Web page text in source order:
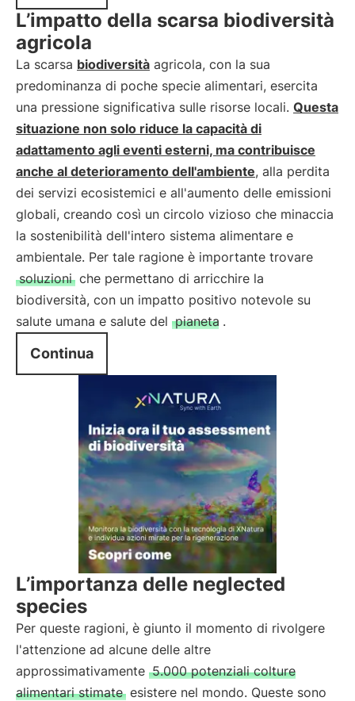
L’impatto della scarsa biodiversità
agricola
La scarsa biodiversità agricola, con la sua
predominanza di poche specie alimentari, esercita
una pressione significativa sulle risorse locali. Questa
situazione non solo riduce la capacità di
adattamento agli eventi esterni, ma contribuisce
anche al deterioramento dell'ambiente, alla perdita
dei servizi ecosistemici e all'aumento delle emissioni
globali, creando così un circolo vizioso che minaccia
la sostenibilità dell'intero sistema alimentare e
ambientale. Per tale ragione è importante trovare
soluzioni che permettano di arricchire la
biodiversità, con un impatto positivo notevole su
salute umana e salute del pianeta .
Continua
L’importanza delle neglected
species
Per queste ragioni, è giunto il momento di rivolgere
l'attenzione ad alcune delle altre
approssimativamente 5.000 potenziali colture
alimentari stimate esistere nel mondo. Queste sono